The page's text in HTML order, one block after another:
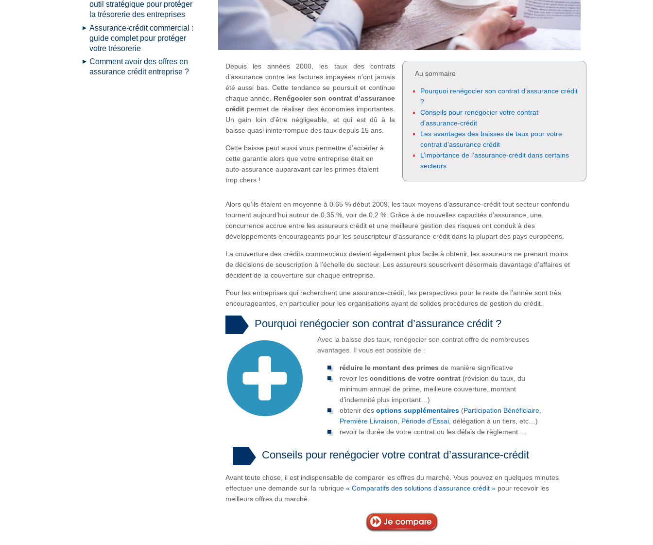
Depuis les années 2000, les taux des contrats
d’assurance contre les factures impayées n’ont jamais
été aussi bas. Cette tendance se poursuit et continue
chaque année. Renégocier son contrat d’assurance
créditpermet de réaliser des économies importantes.
Un gain loin d’être négligeable, et qui est dû à la
baisse quasi ininterrompue des taux depuis 15 ans.
Cette baisse peut aussi vous permettre d’accéder à
cette garantie alors que votre entreprise était en
auto-assurance auparavant car les primes étaient
trop chers !
Au sommaire
Pourquoi renégocier son contrat d’assurance crédit
?
Conseils pour renégocier votre contrat
d’assurance-crédit
Les avantages des baisses de taux pour votre
contrat d’assurance crédit
L’importance de l’assurance-crédit dans certains
secteurs
Alors qu’ils étaient en moyenne à 0.65 % début 2009, les taux moyens d’assurance-crédit tout secteur confondu
tournent aujourd’hui autour de 0,35 %, voir de 0,2 %. Grâce à de nouvelles capacités d’assurance, une
concurrence accrue entre les assureurs crédit et une meilleure gestion des risques ont conduit à des
développements encourageants pour les souscripteur d’assurance-crédit dans la plupart des pays européens.
La couverture des crédits commerciaux devient également plus facile à obtenir, les assureurs ne prenant moins
de décisions de souscription à l’échelle du secteur. Les assureurs souscrivent désormais davantage d’affaires et
décident de la couverture sur chaque entreprise.
Pour les entreprises qui recherchent une assurance-crédit, les perspectives pour le reste de l’année sont très
encourageantes, en particulier pour les organisations ayant de solides procédures de gestion du crédit.
Pourquoi renégocier son contrat d’assurance crédit ?
Avec la baisse des taux, renégocier son contrat offre de nombreuses
avantages. Il vous est possible de :
réduire le montant des primes de manière significative
revoir lesconditions de votre contrat (révision du taux, du
minimum annuel de prime, meilleure couverture, montant
d’indemnité plus important…)
obtenir desoptions supplémentaires (Participation Bénéficiaire
Première Livraison
Période d’Essai , délégation à un tiers, etc…)
revoir la durée de votre contrat ou les délais de règlement …
Conseils pour renégocier votre contrat d’assurance-crédit
Avant toute chose, il est indispensable de comparer les offres du marché. Vous pouvez en quelques minutes
effectuer une demande sur la rubrique « Comparatifs des solutions d’assurance crédit »pour recevoir les
meilleurs offres du marché.
outil stratégique pour protéger
la trésorerie des entreprises
Assurance-crédit commercial :
guide complet pour protéger
votre trésorerie
Comment avoir des offres en
assurance crédit entreprise ?